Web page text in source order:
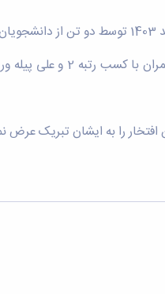
را به ایشان تبریک عرض